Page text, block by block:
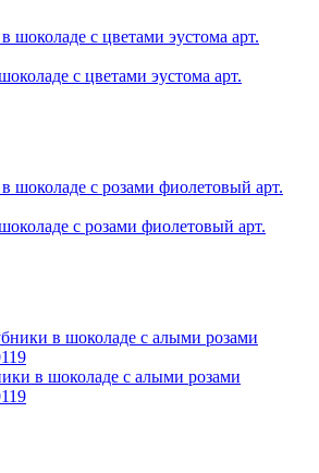
с цветами эустома арт.
с розами фиолетовый арт.
в шоколаде с алыми розами